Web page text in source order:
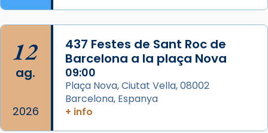
View on Facebook · Share
Arquebisbat de Barcelona
2 weeks ago
Memòria de les santes Juliana i
Semproniana, verges i màrtirs.
Acompanyant la història de sant Cugat, a
partir de l’Edat Mitjana sorgeix la tradició
12
ag.
2026
437 Festes de Sant Roc de
Barcelona a la plaça Nova
09:00
Plaça Nova, Ciutat Vella, 08002
Barcelona, Espanya
+ info